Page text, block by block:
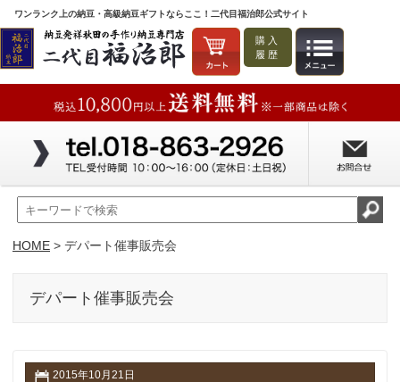
ワンランク上の納豆・高級納豆ギフトならここ！二代目福治郎公式サイト
購入
履歴
HOME > デパート催事販売会
デパート催事販売会
2015年10月21日